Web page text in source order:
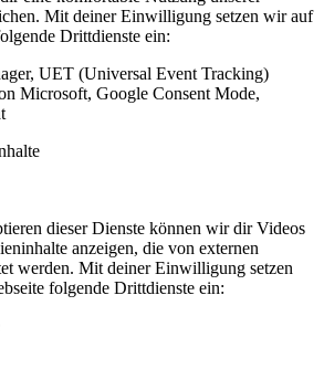
Mit deiner Einwilligung setzen wir auf
Drittdienste ein:
UET (Universal Event Tracking)
Microsoft, Google Consent Mode,
dieser Dienste können wir dir Videos
anzeigen, die von externen
werden. Mit deiner Einwilligung setzen
folgende Drittdienste ein: